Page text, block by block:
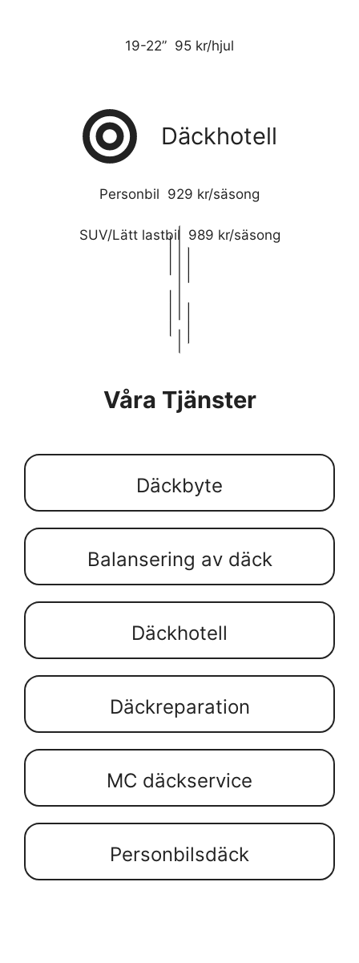
19-22” 95 kr/hjul
Däckhotell
Personbil 929 kr/säsong
SUV/Lätt lastbil 989 kr/säsong
Våra Tjänster
Däckbyte
Balansering av däck
Däckhotell
Däckreparation
MC däckservice
Personbilsdäck